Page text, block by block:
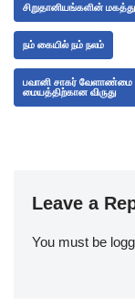
சிறுதானியங்களின்
நம் கையில் நம் நலம்
பவானி சாகர் வேளாண்மை
மையத்திற்கான விருது
Leave a
You must be